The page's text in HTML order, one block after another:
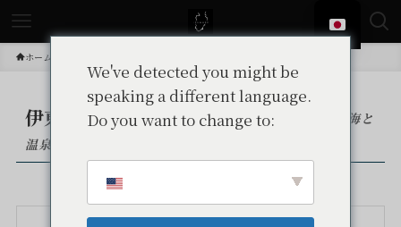
ホーム
伊東市グルメ ― Ito City Gourmet
– 海と
温泉の町で味わう、伊東のごちそう –
We've detected you might be
speaking a different language.
Do you want to change to: